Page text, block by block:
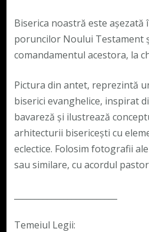
Biserica noastră este așezată
poruncilor Noului Testament
comandamentul acestora, la
Pictura din antet, reprezintă
biserici evanghelice, inspirat
bavareză și ilustrează
arhitecturii bisericești cu
eclectice. Folosim fotografii
sau similare, cu acordul
Temeiul Legii: